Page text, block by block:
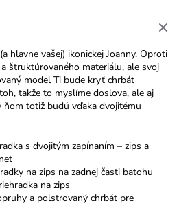
hlavne vašej) ikonickej Joanny. Oproti
štruktúrovaného materiálu, ale svoj
model Ti bude kryť chrbát
takže to myslíme doslova, ale aj
ňom totiž budú vďaka dvojitému
s dvojitým zapínaním – zips a
na zips na zadnej časti batohu
na zips
a polstrovaný chrbát pre